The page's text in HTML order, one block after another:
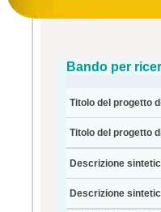
Bando per
Titolo del progetto
Titolo del progetto
Descrizione
Descrizione